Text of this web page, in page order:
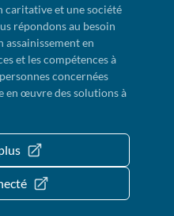
caritative et une société
répondons au besoin
assainissement en
et les compétences à
concernées
en œuvre des solutions à